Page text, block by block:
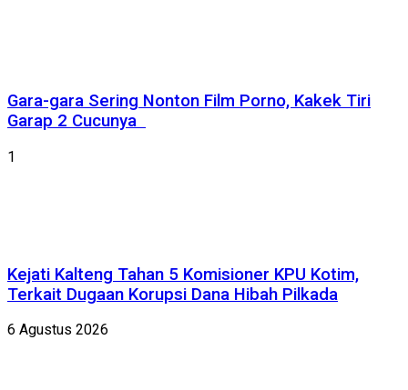
Gara-gara Sering Nonton Film Porno, Kakek Tiri
Garap 2 Cucunya
1
Kejati Kalteng Tahan 5 Komisioner KPU Kotim,
Terkait Dugaan Korupsi Dana Hibah Pilkada
6 Agustus 2026